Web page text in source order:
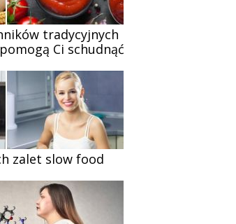
tradycyjnych
Ci schudnąć
zalet slow food